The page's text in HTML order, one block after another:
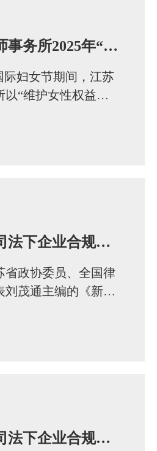
江苏茂通律师事务所2025年“三八”妇女节系列活动纪实：法治护航暖人心 花漾芳华绽风采
际妇女节期间，江苏
以“维护女性权益绽
动与人文关怀活动，
新书《新公司法下企业合规与法律风险防控实务》发布，助力企业行稳致远
省政协委员、全国律
刘茂通主编的《新公
在徐州举行。会上，
新书《新公司法下企业合规与法律风险防控实务》发布，助力企业行稳致远